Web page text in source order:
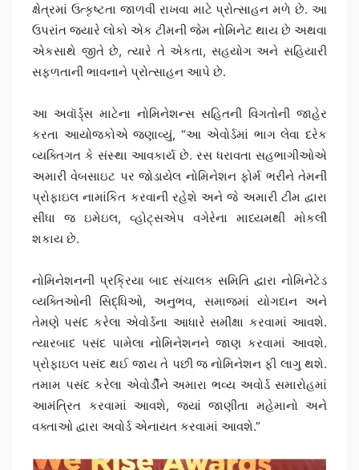
ક્ષેત્રમાં ઉત્કૃષ્ટતા જાળવી રાખવા માટે પ્રોત્સાહન મળે છે. આ
ઉપરાંત જ્યારે લોકો એક ટીમની જેમ નોમિનેટ થાય છે અથવા
એકસાથે જીતે છે, ત્યારે તે એકતા, સહયોગ અને સહિયારી
સફળતાની ભાવનાને પ્રોત્સાહન આપે છે.
આ અવૉર્ડ્સ માટેના નોમિનેશન્સ સહિતની વિગતોની જાહેર
કરતા આયોજકોએ જણાવ્યું, “આ એવોર્ડમાં ભાગ લેવા દરેક
વ્યક્તિગત કે સંસ્થા આવકાર્ય છે. રસ ધરાવતા સહભાગીઓએ
અમારી વેબસાઇટ પર જોડાયેલ નોમિનેશન ફોર્મ ભરીને તેમની
પ્રોફાઇલ નામાંકિત કરવાની રહેશે અને જે અમારી ટીમ દ્વારા
સીધા જ ઇમેઇલ, વ્હોટ્સએપ વગેરેના માધ્યમથી મોકલી
શકાય છે.
નોમિનેશનની પ્રક્રિયા બાદ સંચાલક સમિતિ દ્વારા નોમિનેટેડ
વ્યક્તિઓની સિદ્ધિઓ, અનુભવ, સમાજમાં યોગદાન અને
તેમણે પસંદ કરેલા એવોર્ડના આધારે સમીક્ષા કરવામાં આવશે.
ત્યારબાદ પસંદ પામેલા નોમિનેશનને જાણ કરવામાં આવશે.
પ્રોફાઇલ પસંદ થઈ જાય તે પછી જ નોમિનેશન ફી લાગુ થશે.
તમામ પસંદ કરેલા એવોર્ડીને અમારા ભવ્ય અવોર્ડ સમારોહમાં
આમંત્રિત કરવામાં આવશે, જ્યાં જાણીતા મહેમાનો અને
વક્તાઓ દ્વારા અવોર્ડ એનાયત કરવામાં આવશે.”